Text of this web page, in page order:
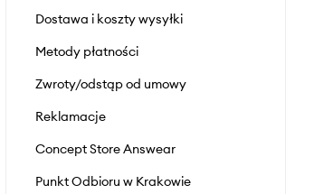
Dostawa i koszty wysyłki
Metody płatności
Zwroty/odstąp od umowy
Reklamacje
Concept Store Answear
Punkt Odbioru w Krakowie